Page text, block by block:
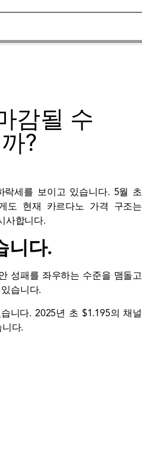
감될 수
?
세를 보이고 있습니다. 5월 초
도 현재 카르다노 가격 구조는
사합니다.
니다.
성패를 좌우하는 수준을 맴돌고
습니다.
니다. 2025년 초 $1.195의 채널
다.